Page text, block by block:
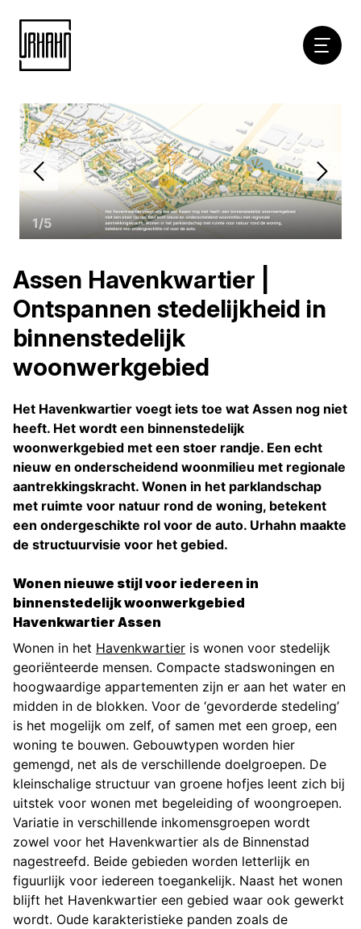
Naar
inhoud
1/5
Assen Havenkwartier |
Ontspannen stedelijkheid in
binnenstedelijk
woonwerkgebied
Het Havenkwartier voegt iets toe wat Assen nog niet
heeft. Het wordt een binnenstedelijk
woonwerkgebied met een stoer randje. Een echt
nieuw en onderscheidend woonmilieu met regionale
aantrekkingskracht. Wonen in het parklandschap
met ruimte voor natuur rond de woning, betekent
een ondergeschikte rol voor de auto. Urhahn maakte
de structuurvisie voor het gebied.
Wonen nieuwe stijl voor iedereen in
binnenstedelijk woonwerkgebied
Havenkwartier Assen
Wonen in het Havenkwartier is wonen voor stedelijk
georiënteerde mensen. Compacte stadswoningen en
hoogwaardige appartementen zijn er aan het water en
midden in de blokken. Voor de ‘gevorderde stedeling’
is het mogelijk om zelf, of samen met een groep, een
woning te bouwen. Gebouwtypen worden hier
gemengd, net als de verschillende doelgroepen. De
kleinschalige structuur van groene hofjes leent zich bij
uitstek voor wonen met begeleiding of woongroepen.
Variatie in verschillende inkomensgroepen wordt
zowel voor het Havenkwartier als de Binnenstad
nagestreefd. Beide gebieden worden letterlijk en
figuurlijk voor iedereen toegankelijk. Naast het wonen
blijft het Havenkwartier een gebied waar ook gewerkt
wordt. Oude karakteristieke panden zoals de